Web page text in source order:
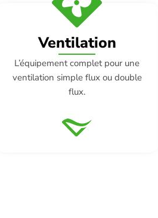
Ventilation
L’équipement complet pour une
ventilation simple flux ou double
flux.